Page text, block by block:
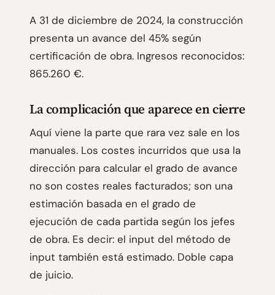
A 31 de diciembre de 2024, la construcción
presenta un avance del 45% según
certificación de obra. Ingresos reconocidos:
865.260 €.
La complicación que aparece en cierre
Aquí viene la parte que rara vez sale en los
manuales. Los costes incurridos que usa la
dirección para calcular el grado de avance
no son costes reales facturados; son una
estimación basada en el grado de
ejecución de cada partida según los jefes
de obra. Es decir: el input del método de
input también está estimado. Doble capa
de juicio.